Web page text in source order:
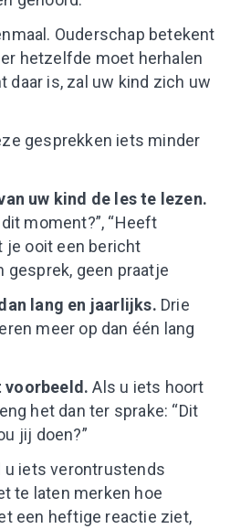
Ouderschap betekent
hetzelfde moet herhalen
daar is, zal uw kind zich uw
gesprekken iets minder
uw kind de les te lezen.
moment?”, “Heeft
je ooit een bericht
gesprek, geen praatje
lang en jaarlijks. Drie
meer op dan één lang
voorbeeld. Als u iets hoort
het dan ter sprake: “Dit
jij doen?”
u iets verontrustends
te laten merken hoe
een heftige reactie ziet,